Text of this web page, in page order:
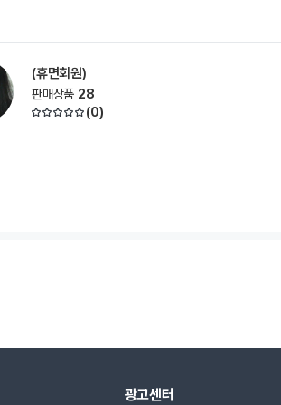
(휴면회원)
판매상품 28
(0)
광고센터